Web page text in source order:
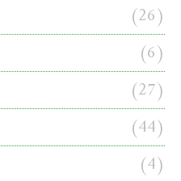
(26)
(6)
(27)
(44)
(4)